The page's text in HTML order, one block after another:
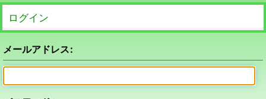
ログイン
メールアドレス: